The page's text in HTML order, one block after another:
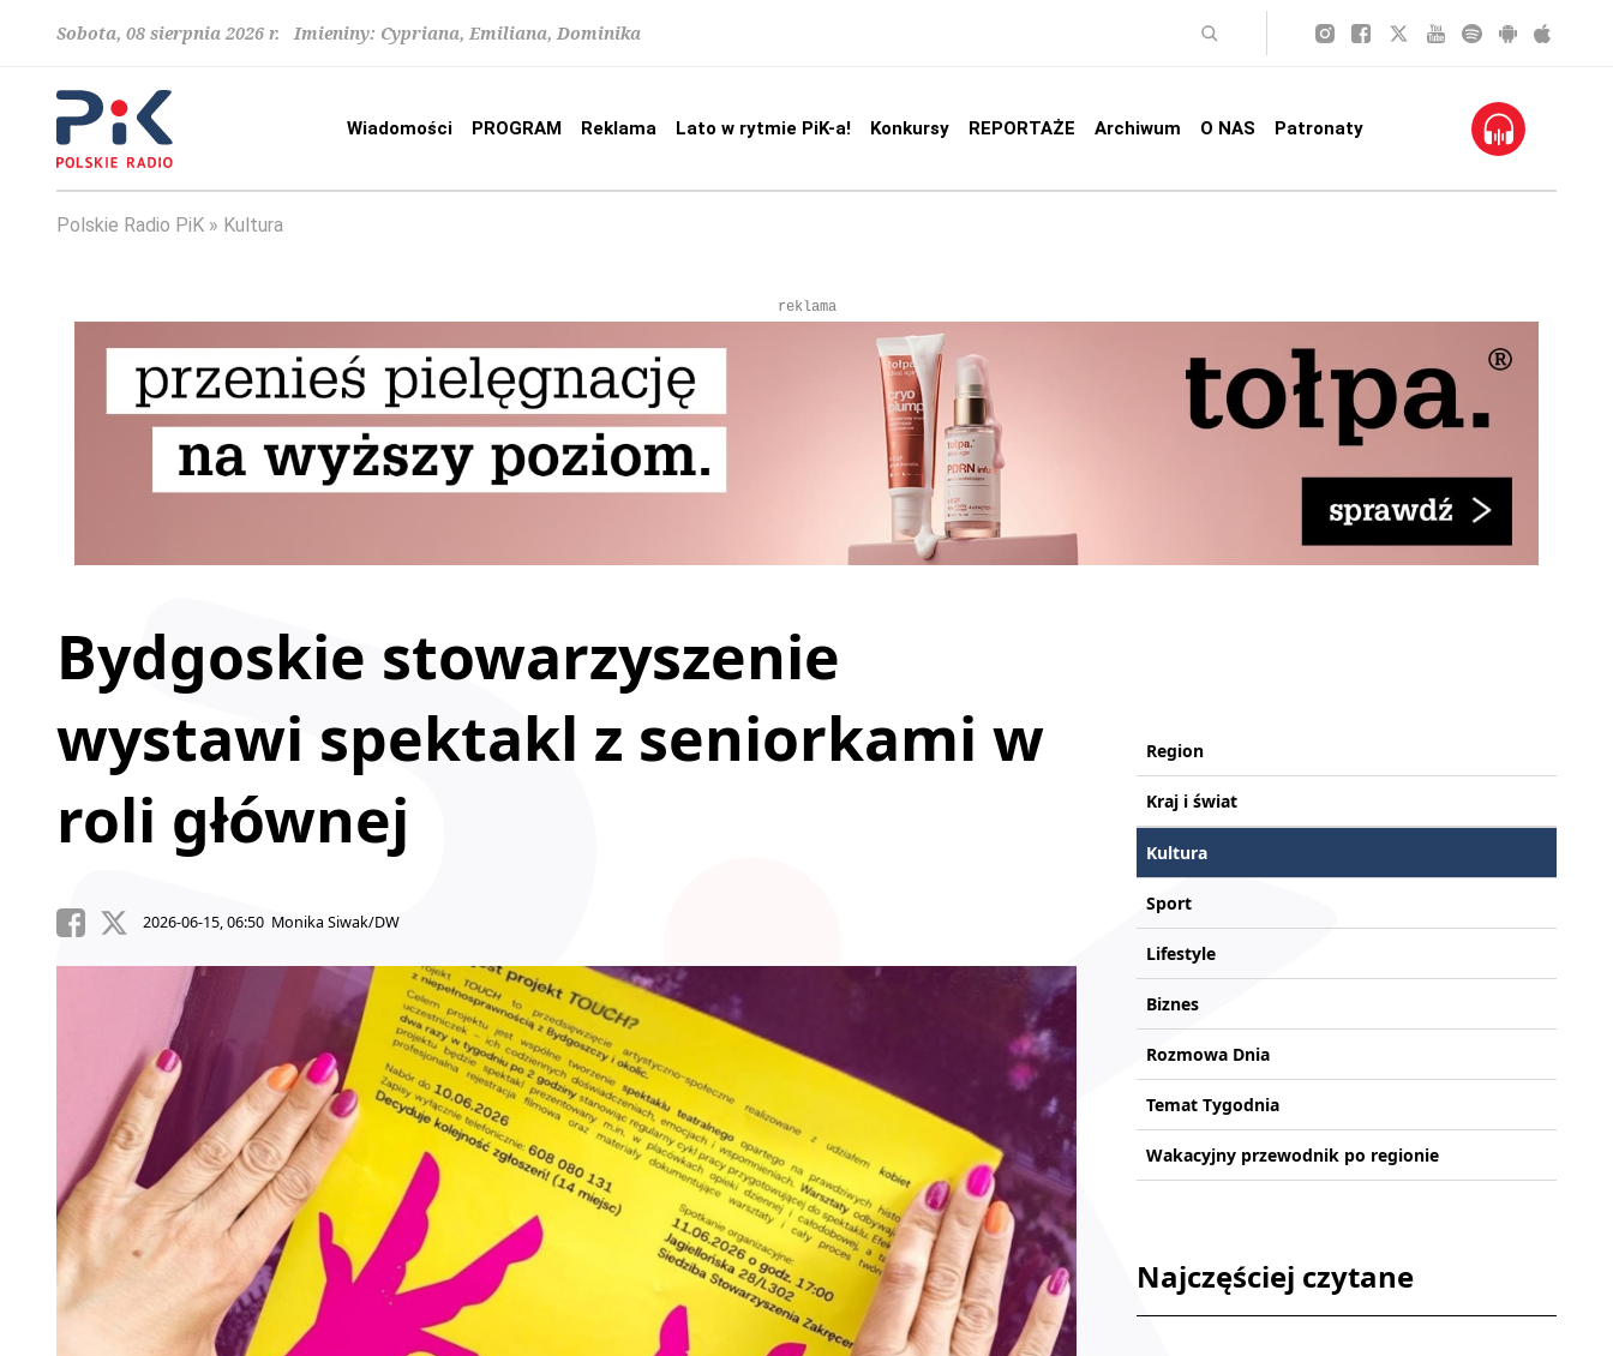
Sobota, 08 sierpnia 2026 r. Imieniny: Cypriana, Emiliana, Dominika
Wiadomości PROGRAM Reklama Lato w rytmie PiK-a! Konkursy REPORTAŻE Archiwum O NAS Patronaty
Polskie Radio PiK Kultura
reklama
Bydgoskie stowarzyszenie
wystawi spektakl z seniorkami w
roli głównej
2026-06-15, 06:50 Monika Siwak/DW
Region
Kraj i świat
Kultura
Sport
Lifestyle
Biznes
Rozmowa Dnia
Temat Tygodnia
Wakacyjny przewodnik po regionie
Najczęściej czytane